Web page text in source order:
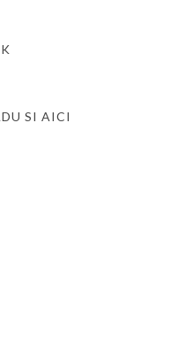
SI AICI